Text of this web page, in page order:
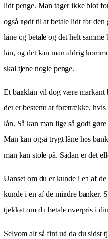
lidt penge. Man tager ikke blot
også nødt til at betale lidt for
låne og betale og det helt
lån, og det kan man aldrig
skal tjene nogle penge.
Et banklån vil dog være markant
det er bestemt at foretrække, hvis
lån. Så kan man lige så godt
Man kan også trygt låne hos
man kan stole på. Sådan er det
Uanset om du er kunde i en af
kunde i en af de mindre banker.
tjekket om du betale overpris i
Selvom alt så fint ud da du sidst